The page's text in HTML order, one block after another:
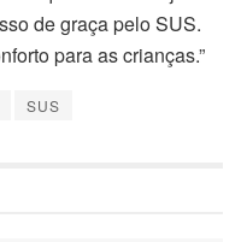
de graça pelo SUS.
para as crianças.”
SUS